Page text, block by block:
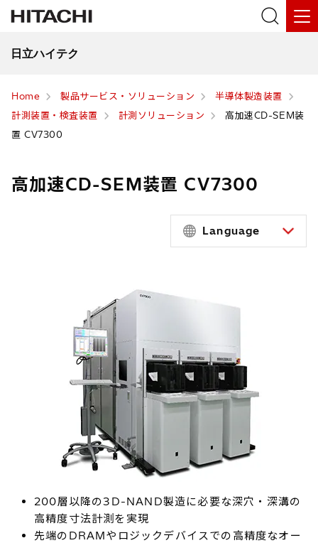
日立ハイテク
Home 製品サービス・ソリューション
半導体製造装置
計測装置・検査装置
計測ソリューション
高加速CD-SEM装
置 CV7300
高加速CD-SEM装置 CV7300
Language
200層以降の3D-NAND製造に必要な深穴・深溝の
高精度寸法計測を実現
先端のDRAMやロジックデバイスでの高精度なオー